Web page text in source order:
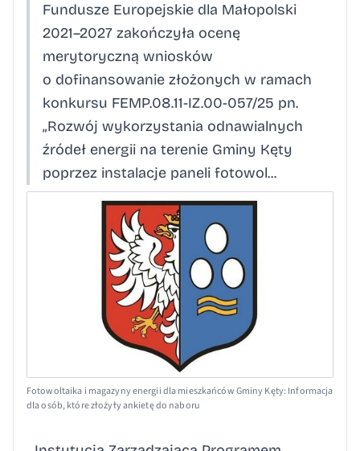
Fundusze Europejskie dla Małopolski
2021–2027 zakończyła ocenę
merytoryczną wniosków
o dofinansowanie złożonych w ramach
konkursu FEMP.08.11-IZ.00-057/25 pn.
„Rozwój wykorzystania odnawialnych
źródeł energii na terenie Gminy Kęty
poprzez instalacje paneli fotowol...
Fotowoltaika i magazyny energii dla mieszkańców Gminy Kęty: Informacja
dla osób, które złożyły ankietę do naboru